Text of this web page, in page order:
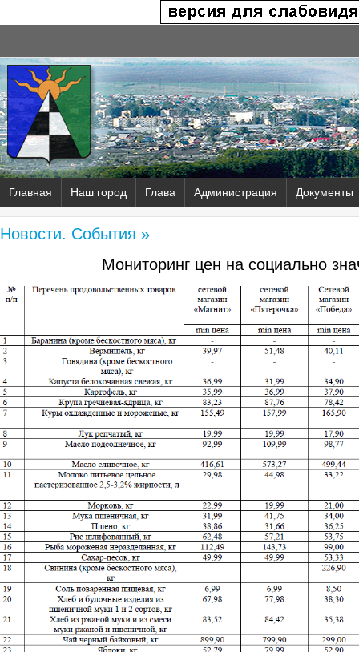
Главная Наш город Глава Администрация Документы
Новости. События »
Мониторинг цен на социально